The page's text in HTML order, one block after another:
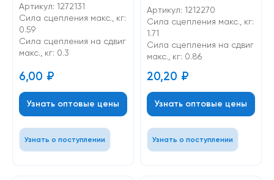
Артикул: 1272131
Сила сцепления макс., кг:
0.59
Cила сцепления на сдвиг
макс., кг: 0.3
6,00 ₽
Узнать оптовые цены
Узнать о поступлении
Артикул: 1212270
Сила сцепления макс., кг:
1.71
Cила сцепления на сдвиг
макс., кг: 0.86
20,20 ₽
Узнать оптовые цены
Узнать о поступлении